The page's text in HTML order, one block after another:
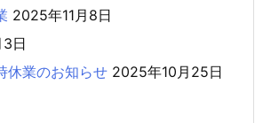
2025年11月8日
日
休業のお知らせ 2025年10月25日